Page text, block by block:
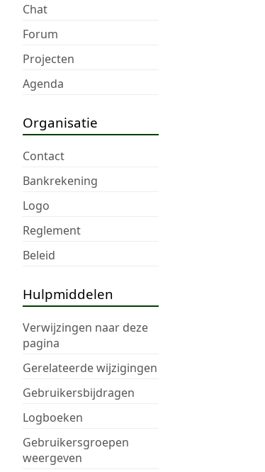
Chat
Forum
Projecten
Agenda
Organisatie
Contact
Bankrekening
Logo
Reglement
Beleid
Hulpmiddelen
Verwijzingen naar deze
pagina
Gerelateerde wijzigingen
Gebruikersbijdragen
Logboeken
Gebruikersgroepen
weergeven